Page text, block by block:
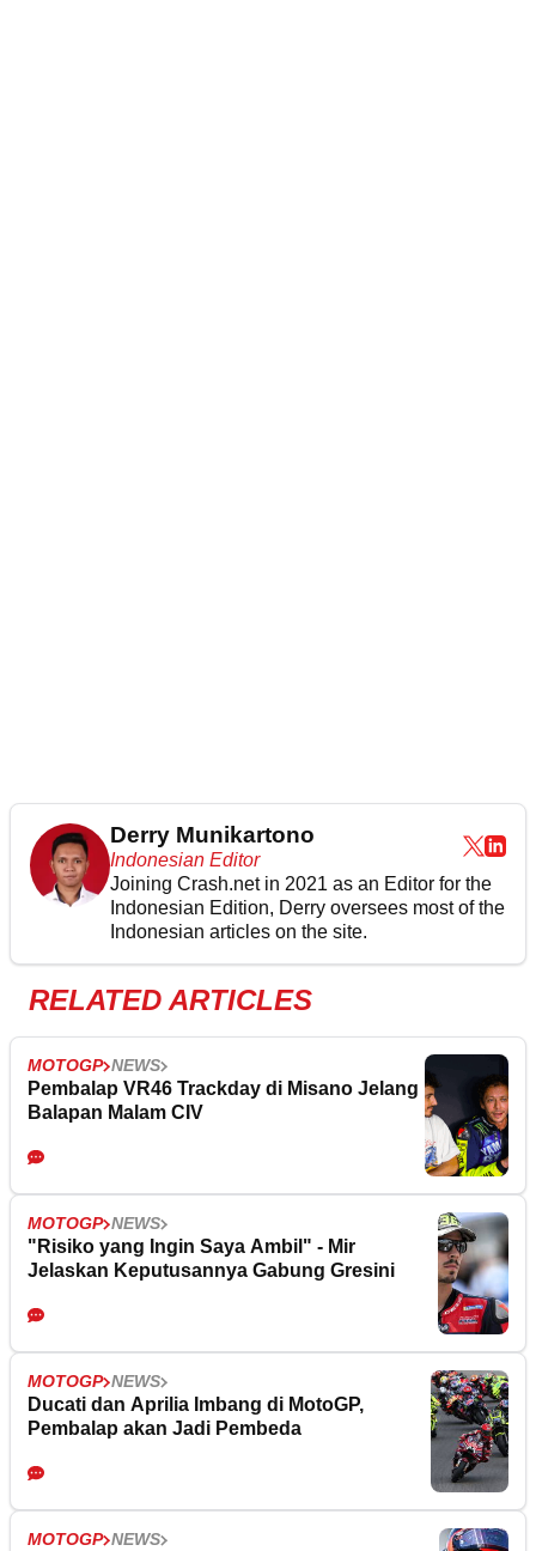
Derry Munikartono
Indonesian Editor
Joining Crash.net in 2021 as an Editor for the
Indonesian Edition, Derry oversees most of the
Indonesian articles on the site.
RELATED ARTICLES
MOTOGP NEWS
Pembalap VR46 Trackday di Misano Jelang
Balapan Malam CIV
MOTOGP NEWS
"Risiko yang Ingin Saya Ambil" - Mir
Jelaskan Keputusannya Gabung Gresini
MOTOGP NEWS
Ducati dan Aprilia Imbang di MotoGP,
Pembalap akan Jadi Pembeda
MOTOGP NEWS